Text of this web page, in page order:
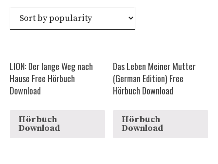
LION: Der lange Weg nach
Hause Free Hörbuch
Download
Hörbuch
Download
Das Leben Meiner Mutter
(German Edition) Free
Hörbuch Download
Hörbuch
Download